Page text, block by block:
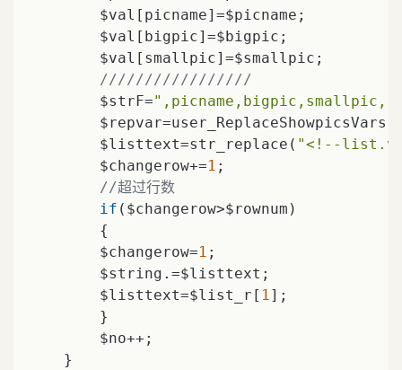
        $val[picname]=$picname;
        $val[bigpic]=$bigpic;
        $val[smallpic]=$smallpic;
/////////////////
        $strF=
",picname,bigpic,smallpic,"
        $listtext=str_replace(
"<!--
        $changerow+=
1 ;
//超过行数
if ($changerow>$rownum)
        {
        $changerow=
1 ;
        $string.=$listtext;
        $listtext=$list_r[
1];
        }
        $no++;
    }